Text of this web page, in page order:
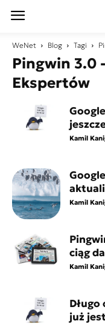
WeNet Blog Tagi
Pingwin 3.0
Ekspertów
Kamil
Kamil
ciąg
Kamil
już